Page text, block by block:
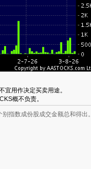
宜用作决定买卖用途。
概不负责。
指数成份股成交金额总和得出。